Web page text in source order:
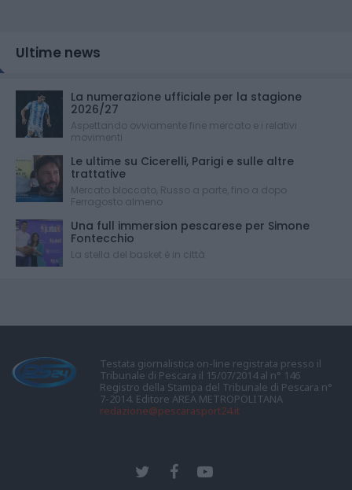
Ultime news
La numerazione ufficiale per la stagione
2026/27
Aspettando ovviamente fine mercato e i relativi
movimenti
Le ultime su Cicerelli, Parigi e sulle altre
trattative
Mercato bloccato, Russo a parte, fino a dopo
Ferragosto almeno
Una full immersion pescarese per Simone
Fontecchio
La stella del basket è in città
Testata giornalistica on-line registrata presso il
Tribunale di Pescara il 15/07/2014 al n° 146
Registro della Stampa del Tribunale di Pescara n°
7-2014. Editore AREA METROPOLITANA
redazione@pescarasport24.it